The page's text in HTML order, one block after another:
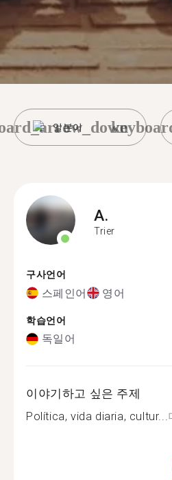
일본어
A.
Trier
구사언어
스페인어 영어
학습언어
독일어
이야기하고 싶은 주제
Política, vida diaria, cultur...